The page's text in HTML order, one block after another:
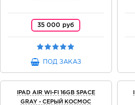
35 000 руб
ПОД ЗАКАЗ
IPAD AIR WI-FI 16GB SPACE
GRAY - СЕРЫЙ КОСМОС